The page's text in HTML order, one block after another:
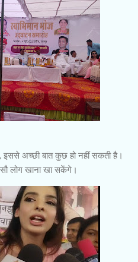
अच्छी बात कुछ हो नहीं सकती है।
सौ लोग खाना खा सकेंगे।